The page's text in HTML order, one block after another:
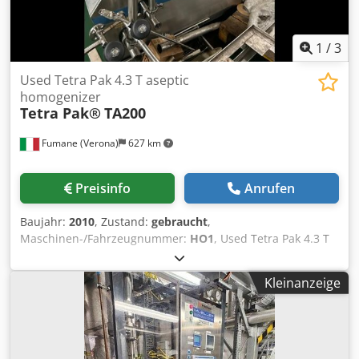
1 /3
Fumane (Verona) 627 km
Used Tetra Pak 4.3 T aseptic
homogenizer
Tetra Pak® TA200
Preisinfo Anrufen
Baujahr: 2010, Zustand: gebraucht,
Maschinen-/Fahrzeugnummer: HO1, Used Tetra Pak 4.3 T
aseptic homogenizerTechnical Specifications &
Performance DataThis industrial homogenizer is
engineered for high-pressure processing and reliable
particle-size reduction across beverage and food
applications. Manufactured by Tetra Pak, the TA200
platform is recognized for stable operation, hygienic
Kleinanzeige